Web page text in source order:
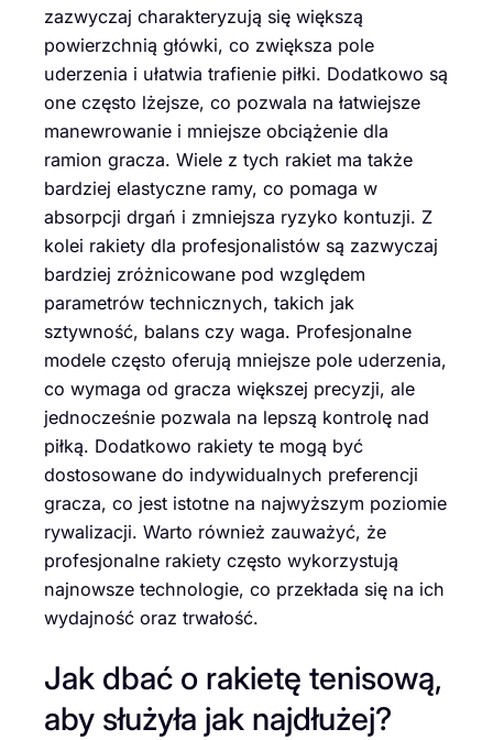
zazwyczaj charakteryzują się większą
powierzchnią główki, co zwiększa pole
uderzenia i ułatwia trafienie piłki. Dodatkowo są
one często lżejsze, co pozwala na łatwiejsze
manewrowanie i mniejsze obciążenie dla
ramion gracza. Wiele z tych rakiet ma także
bardziej elastyczne ramy, co pomaga w
absorpcji drgań i zmniejsza ryzyko kontuzji. Z
kolei rakiety dla profesjonalistów są zazwyczaj
bardziej zróżnicowane pod względem
parametrów technicznych, takich jak
sztywność, balans czy waga. Profesjonalne
modele często oferują mniejsze pole uderzenia,
co wymaga od gracza większej precyzji, ale
jednocześnie pozwala na lepszą kontrolę nad
piłką. Dodatkowo rakiety te mogą być
dostosowane do indywidualnych preferencji
gracza, co jest istotne na najwyższym poziomie
rywalizacji. Warto również zauważyć, że
profesjonalne rakiety często wykorzystują
najnowsze technologie, co przekłada się na ich
wydajność oraz trwałość.
Jak dbać o rakietę tenisową,
aby służyła jak najdłużej?